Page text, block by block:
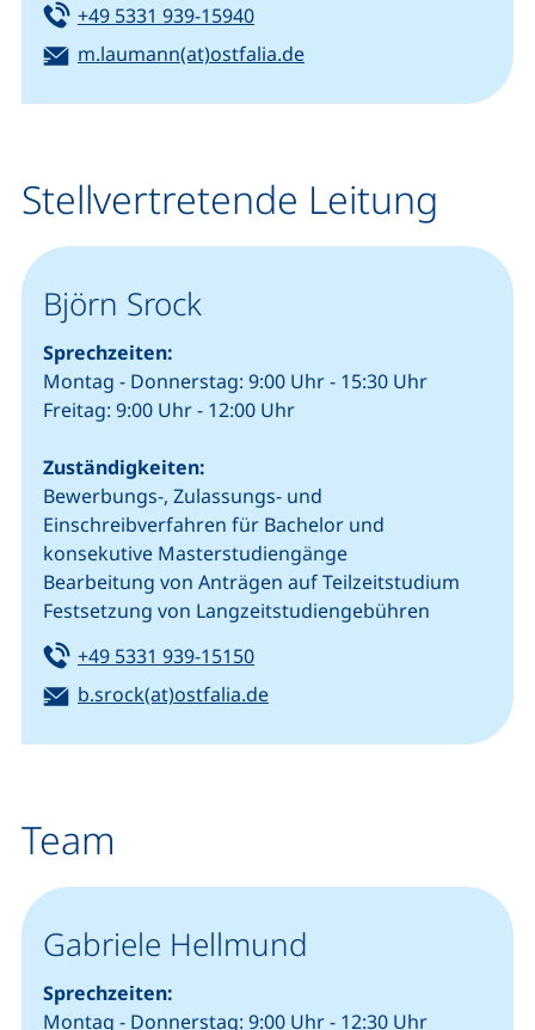
Tel:
+49 5331 939-15940(startet einen Telefonanruf,
E-Mail:
m.laumann(at)ostfalia.de(öffnet Ihr E-Mail-
Stellvertretende Leitung
Björn Srock
Sprechzeiten:
Montag - Donnerstag: 9:00 Uhr - 15:30 Uhr
Freitag: 9:00 Uhr - 12:00 Uhr
Zuständigkeiten:
Bewerbungs-, Zulassungs- und
Einschreibverfahren für Bachelor und
konsekutive Masterstudiengänge
Bearbeitung von Anträgen auf Teilzeitstudium
Festsetzung von Langzeitstudiengebühren
Tel:
+49 5331 939-15150(startet einen Telefonanruf,
E-Mail:
b.srock(at)ostfalia.de(öffnet Ihr E-Mail-Programm)
Team
Gabriele Hellmund
Sprechzeiten:
Montag - Donnerstag: 9:00 Uhr - 12:30 Uhr